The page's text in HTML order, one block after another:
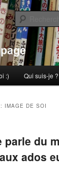
la page
:) Qui suis-je ?
IMAGE DE SOI
parle du
ados